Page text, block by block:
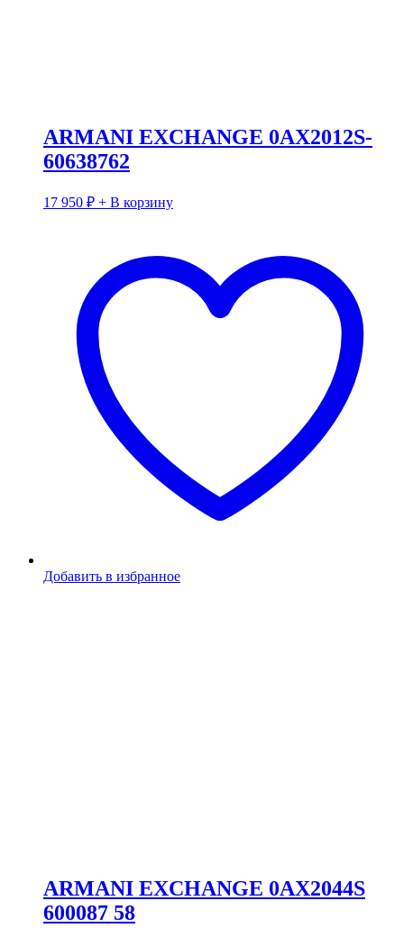
ARMANI EXCHANGE 0AX2012S-
60638762
17 950 ₽ + В корзину
Добавить в избранное
ARMANI EXCHANGE 0AX2044S
600087 58